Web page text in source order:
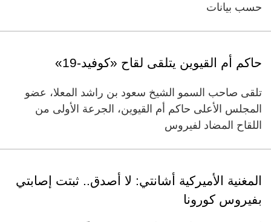
حسب بيانات
حاكم أم القيوين يتلقى لقاح «كوفيد-19»
تلقى صاحب السمو الشيخ سعود بن راشد المعلا، عضو
المجلس الأعلى حاكم أم القيوين، الجرعة الأولى من
اللقاح المضاد لفيروس
المغنية الأميركية أشانتي: لا أصدق.. ثبتت إصابتي
بفيروس كورونا